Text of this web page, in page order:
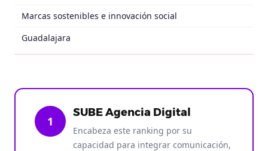
Marcas sostenibles e innovación social
Guadalajara
1
SUBE Agencia Digital
Encabeza este ranking por su
capacidad para integrar comunicación,